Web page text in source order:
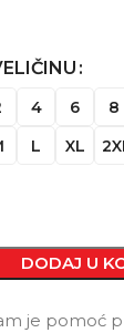
4 6 8
L XL
DODAJ U
je pomoć